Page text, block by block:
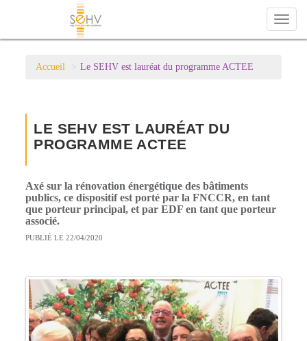
Toggle
Accueil Le SEHV est lauréat du programme ACTEE
LE SEHV EST LAURÉAT DU
PROGRAMME ACTEE
Axé sur la rénovation énergétique des bâtiments
publics, ce dispositif est porté par la FNCCR, en tant
que porteur principal, et par EDF en tant que porteur
associé.
PUBLIÉ LE 22/04/2020